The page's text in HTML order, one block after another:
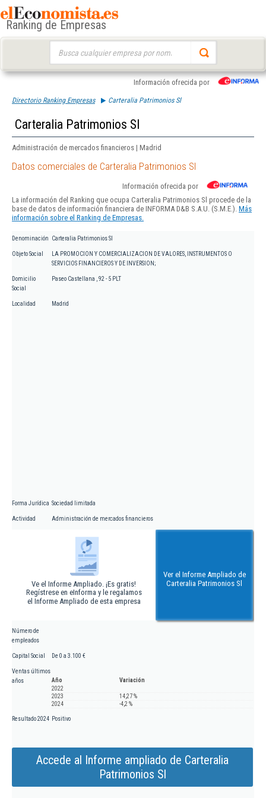
Ranking de Empresas
Información ofrecida por
Directorio Ranking Empresas Carteralia Patrimonios Sl
Carteralia Patrimonios Sl
Administración de mercados financieros | Madrid
Datos comerciales de Carteralia Patrimonios Sl
Información ofrecida por
La información del Ranking que ocupa Carteralia Patrimonios Sl procede de la
base de datos de información financiera de INFORMA D&B S.A.U. (S.M.E.). Más
información sobre el Ranking de Empresas.
Denominación Carteralia Patrimonios Sl
Objeto Social
LA PROMOCION Y COMERCIALIZACION DE VALORES, INSTRUMENTOS O
SERVICIOS FINANCIEROS Y DE INVERSION;
Domicilio
Social
Paseo Castellana , 92 - 5 PLT
Localidad Madrid
Forma Jurídica Sociedad limitada
Actividad Administración de mercados financieros
Ve el Informe Ampliado. ¡Es gratis!
Regístrese en eInforma y le regalamos
el Informe Ampliado de esta empresa
Ver el Informe Ampliado de
Carteralia Patrimonios Sl
Número de
empleados
Capital Social De 0 a 3.100 €
Ventas últimos
años
Año
Variación
2022
2023
14,27 %
2024
-4,2 %
Resultado 2024 Positivo
Accede al Informe ampliado de Carteralia
Patrimonios Sl